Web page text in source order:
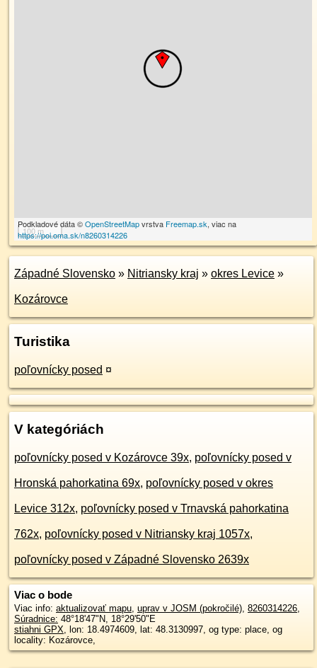
100 m
Podkladové dáta ©OpenStreetMapvrstva Freemap.sk, viac na
https://poi.oma.sk/n8260314226
Západné Slovensko » Nitriansky kraj » okres Levice »
Kozárovce
Turistika
poľovnícky posed ¤
V kategóriách
poľovnícky posed v Kozárovce 39x, poľovnícky posed v
Hronská pahorkatina 69x, poľovnícky posed v okres
Levice 312x, poľovnícky posed v Trnavská pahorkatina
762x, poľovnícky posed v Nitriansky kraj 1057x,
poľovnícky posed v Západné Slovensko 2639x
Viac o bode
Viac info: aktualizovať mapu, uprav v JOSM (pokročilé), 8260314226,
Súradnice: 48°18'47"N, 18°29'50"E
stiahni GPX, lon: 18.4974609, lat: 48.3130997, og type: place, og
locality: Kozárovce,